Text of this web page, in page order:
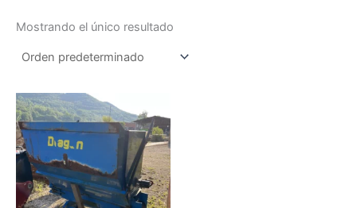
Mostrando el único resultado
Este
producto
tiene
múltiples
variantes.
Las